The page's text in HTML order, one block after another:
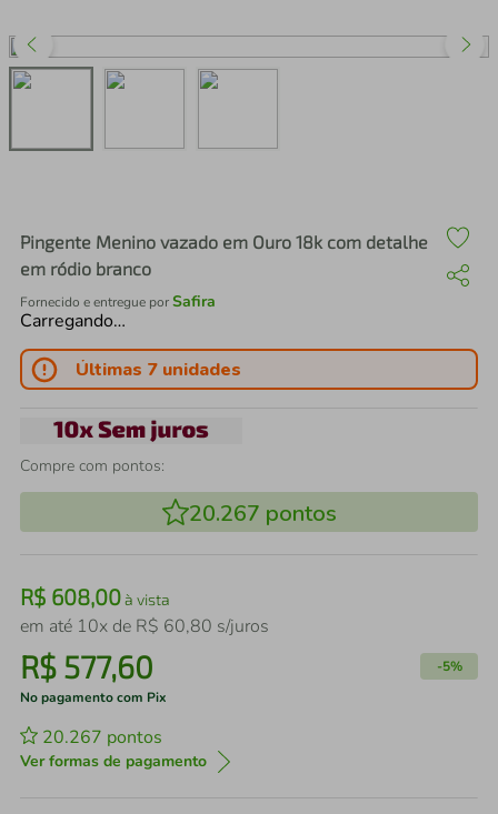
Pingente Menino vazado em Ouro 18k com detalhe
em ródio branco
Fornecido e entregue porSafira
Carregando…
Últimas 7 unidades
Compre com pontos:
20.267 pontos
R$ 608,00à vista
em até 10x de R$ 60,80 s/juros
R$ 577,60 -5%
No pagamento com Pix
20.267 pontos
Ver formas de pagamento
perfume